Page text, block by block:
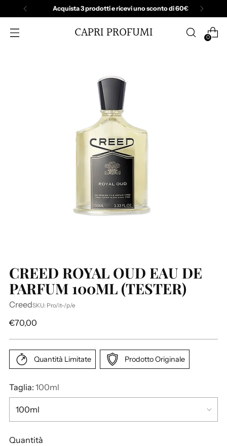
Acquista 3 prodotti e ricevi uno sconto di 60€
CAPRI PROFUMI 0
CREED ROYAL OUD EAU DE
PARFUM 100ML (TESTER)
CreedSKU: Pro/it-/p/e
P
z
o
d
l
€70,00
Quantità Limitate Prodotto Originale
Taglia: 100ml
Quantità